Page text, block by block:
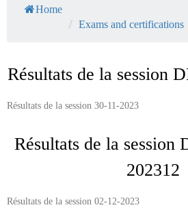
Home
/ Exams and certifications
Résultats de la session
Résultats de la session 30-11-2023
Résultats de la session
202312
Résultats de la session 02-12-2023